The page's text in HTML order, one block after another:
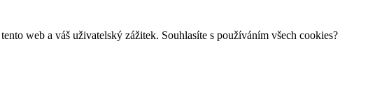
web a váš uživatelský zážitek. Souhlasíte s používáním všech cookies?